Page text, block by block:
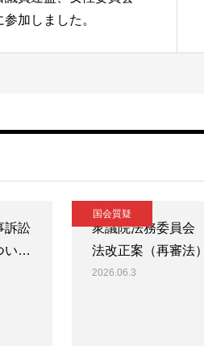
加しました。
訴訟
い…
国会質疑
衆議院法務委員
法改正案（再審法
2026.06.3